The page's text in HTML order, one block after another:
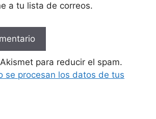
a tu lista de correos.
para reducir el spam.
se procesan los datos de tus